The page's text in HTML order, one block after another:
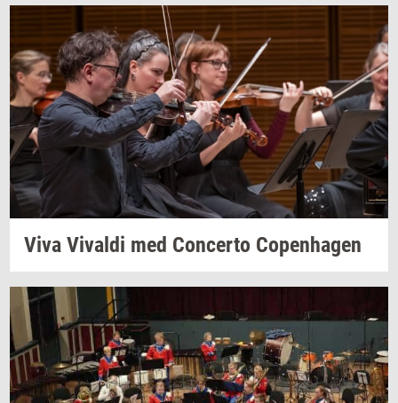
Viva Vi­val­di med Con­cer­to Co­pen­ha­gen